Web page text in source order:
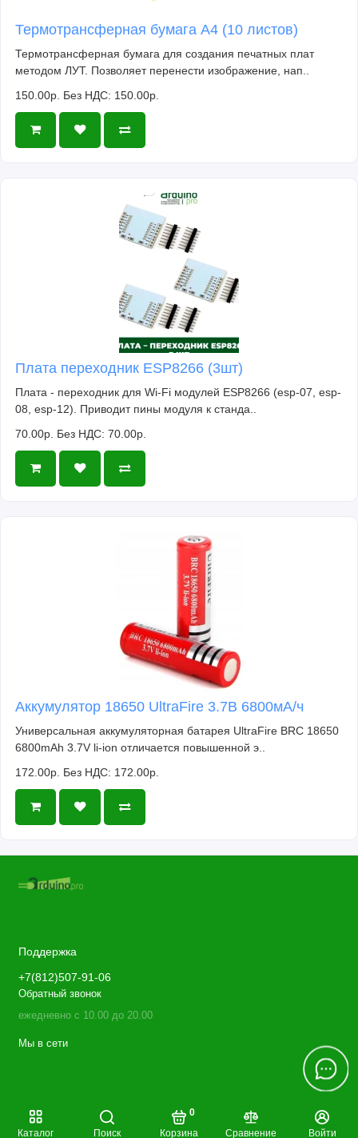
Каталог Поиск Корзина
0
Сравнение
Войти
Термотрансферная бумага А4 (10 листов)
Термотрансферная бумага для создания печатных плат
методом ЛУТ. Позволяет перенести изображение, нап..
150.00р. Без НДС: 150.00р.
Плата переходник ESP8266 (3шт)
Плата - переходник для Wi-Fi модулей ESP8266 (esp-07, esp-
08, esp-12). Приводит пины модуля к станда..
70.00р. Без НДС: 70.00р.
Аккумулятор 18650 UltraFire 3.7В 6800мА/ч
Универсальная аккумуляторная батарея UltraFire BRC 18650
6800mAh 3.7V li-ion отличается повышенной э..
172.00р. Без НДС: 172.00р.
Поддержка
+7(812)507-91-06
Обратный звонок
ежедневно с 10.00 до 20.00
Мы в сети